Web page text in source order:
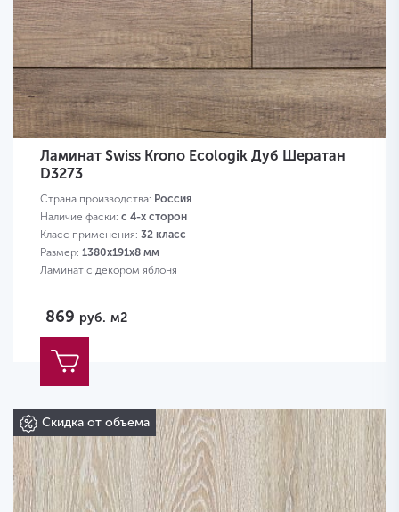
Ламинат Swiss Krono Ecologik Дуб Шератан
D3273
Страна производства: Россия
Наличие фаски: с 4-х сторон
Класс применения: 32 класс
Размер: 1380х191х8 мм
Ламинат с декором яблоня
869 руб. м2
Скидка от объема